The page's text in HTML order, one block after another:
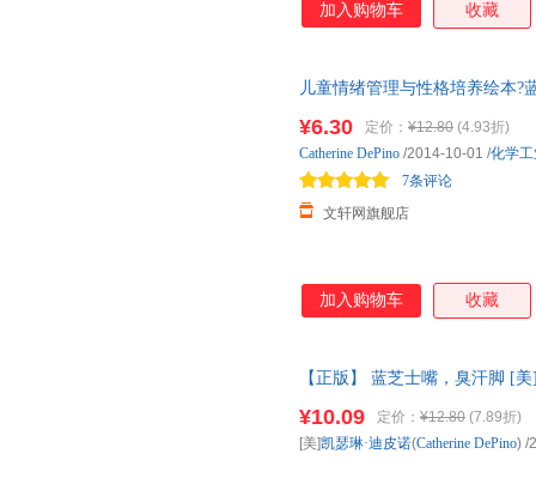
加入购物车 收藏
儿童情绪管理与性格培养绘本?
询在线客服！
¥6.30 定价： ¥12.80 (4.93折)
文轩网旗舰店
7条评论
Catherine DePino /2014-10-01 /化学
加入购物车 收藏
【正版】 蓝芝士嘴，臭汗脚 [
¥10.09 定价： ¥12.80 (7.89折)
[美]凯瑟琳·迪皮诺(Catherine DePino) /